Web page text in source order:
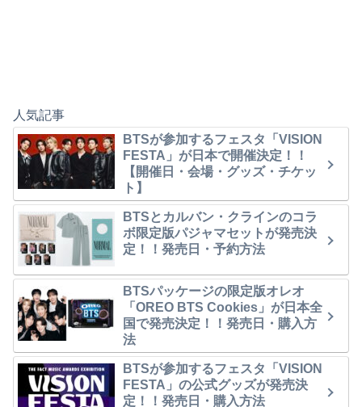
人気記事
BTSが参加するフェスタ「VISION
FESTA」が日本で開催決定！！
【開催日・会場・グッズ・チケッ
ト】
BTSとカルバン・クラインのコラ
ボ限定版パジャマセットが発売決
定！！発売日・予約方法
BTSパッケージの限定版オレオ
「OREO BTS Cookies」が日本全
国で発売決定！！発売日・購入方
法
BTSが参加するフェスタ「VISION
FESTA」の公式グッズが発売決
定！！発売日・購入方法